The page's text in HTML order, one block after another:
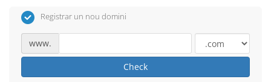
Registrar un nou domini
www.
Check